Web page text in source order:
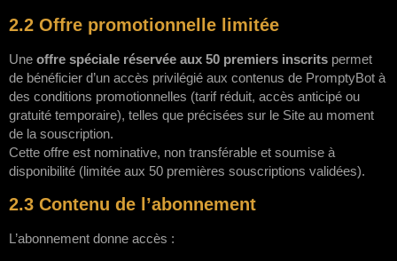
2.2 Offre promotionnelle limitée
Une offre spéciale réservée aux 50 premiers inscrits permet
de bénéficier d’un accès privilégié aux contenus de PromptyBot à
des conditions promotionnelles (tarif réduit, accès anticipé ou
gratuité temporaire), telles que précisées sur le Site au moment
de la souscription.
Cette offre est nominative, non transférable et soumise à
disponibilité (limitée aux 50 premières souscriptions validées).
2.3 Contenu de l’abonnement
L’abonnement donne accès :